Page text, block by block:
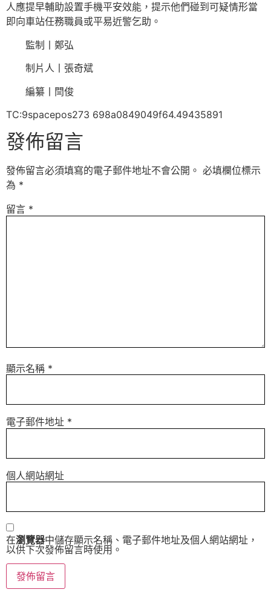
人應提早輔助設置手機平安效能，提示他們碰到可疑情形當
即向車站任務職員或平易近警乞助。
監制丨鄭弘
制片人丨張奇斌
編纂丨閆俊
TC:9spacepos273 698a0849049f64.49435891
發佈留言
發佈留言必須填寫的電子郵件地址不會公開。 必填欄位標示
為 *
留言 *
顯示名稱 *
電子郵件地址 *
個人網站網址
在瀏覽器中儲存顯示名稱、電子郵件地址及個人網站網址，
以供下次發佈留言時使用。